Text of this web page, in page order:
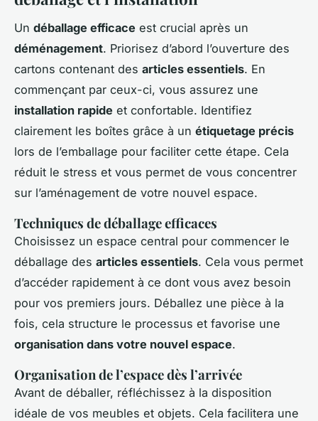
Un déballage efficace est crucial après un
déménagement. Priorisez d’abord l’ouverture des
cartons contenant des articles essentiels. En
commençant par ceux-ci, vous assurez une
installation rapide et confortable. Identifiez
clairement les boîtes grâce à un étiquetage précis
lors de l’emballage pour faciliter cette étape. Cela
réduit le stress et vous permet de vous concentrer
sur l’aménagement de votre nouvel espace.
Techniques de déballage efficaces
Choisissez un espace central pour commencer le
déballage des articles essentiels. Cela vous permet
d’accéder rapidement à ce dont vous avez besoin
pour vos premiers jours. Déballez une pièce à la
fois, cela structure le processus et favorise une
organisation dans votre nouvel espace.
Organisation de l’espace dès l’arrivée
Avant de déballer, réfléchissez à la disposition
idéale de vos meubles et objets. Cela facilitera une